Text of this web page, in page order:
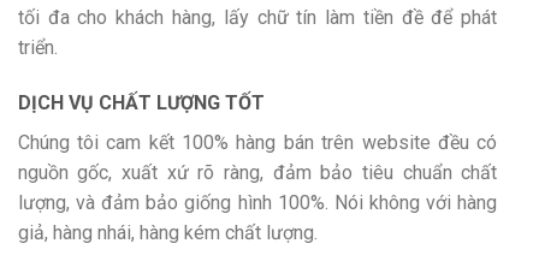
tối đa cho khách hàng, lấy chữ tín làm tiền đề để phát
triển.
DỊCH VỤ CHẤT LƯỢNG TỐT
Chúng tôi cam kết 100% hàng bán trên website đều có
nguồn gốc, xuất xứ rõ ràng, đảm bảo tiêu chuẩn chất
lượng, và đảm bảo giống hình 100%. Nói không với hàng
giả, hàng nhái, hàng kém chất lượng.